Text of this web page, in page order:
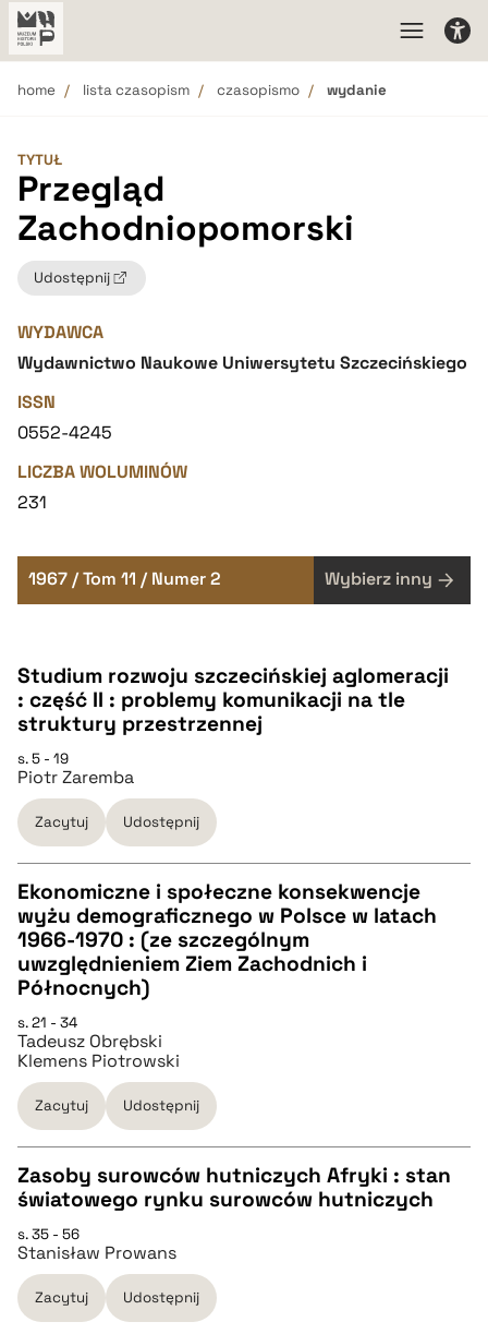
home lista czasopism czasopismo wydanie
TYTUŁ
Przegląd
Zachodniopomorski
Udostępnij
WYDAWCA
Wydawnictwo Naukowe Uniwersytetu Szczecińskiego
ISSN
0552-4245
LICZBA WOLUMINÓW
231
1967 / Tom 11 / Numer 2 Wybierz inny
Studium rozwoju szczecińskiej aglomeracji
: część II : problemy komunikacji na tle
struktury przestrzennej
s. 5 - 19
Piotr Zaremba
Zacytuj Udostępnij
CZYSTY TEKST
pobierz cytat
BIBTEX
pobierz cytat
Ekonomiczne i społeczne konsekwencje
wyżu demograficznego w Polsce w latach
1966-1970 : (ze szczególnym
uwzględnieniem Ziem Zachodnich i
Północnych)
s. 21 - 34
Tadeusz Obrębski
Klemens Piotrowski
Zacytuj Udostępnij
CZYSTY TEKST
pobierz cytat
Zasoby surowców hutniczych Afryki : stan
światowego rynku surowców hutniczych
s. 35 - 56
Stanisław Prowans
Zacytuj Udostępnij